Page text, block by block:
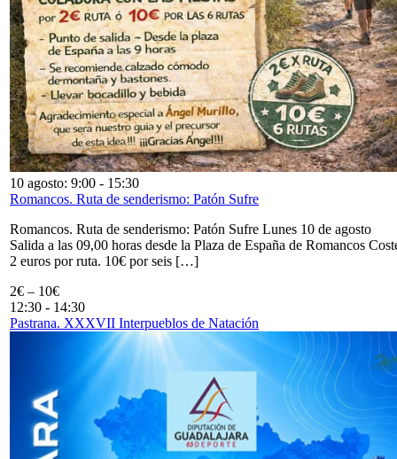
10 agosto: 9:00 - 15:30
Romancos. Ruta de senderismo: Patón Sufre
Romancos. Ruta de senderismo: Patón Sufre Lunes 10 de agosto
Salida a las 09,00 horas desde la Plaza de España de Romancos
2 euros por ruta. 10€ por seis […]
2€ – 10€
12:30 - 14:30
Pastrana. XXXVII Interpueblos de Natación